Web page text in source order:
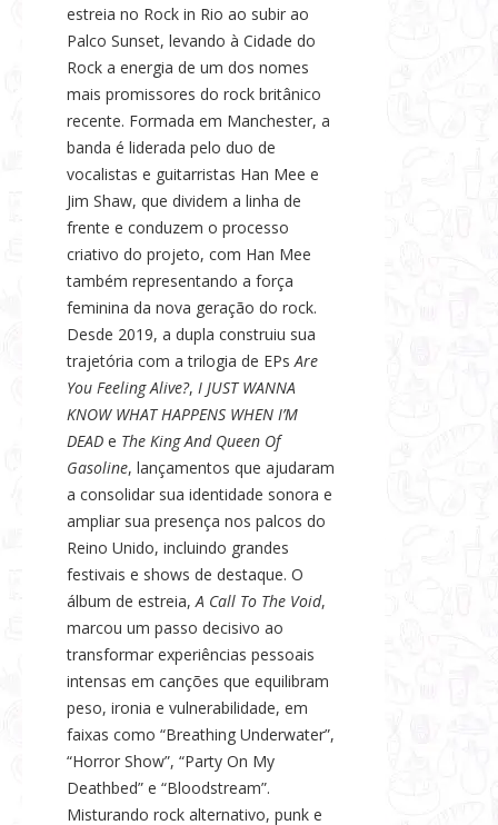
estreia no Rock in Rio ao subir ao
Palco Sunset, levando à Cidade do
Rock a energia de um dos nomes
mais promissores do rock britânico
recente. Formada em Manchester, a
banda é liderada pelo duo de
vocalistas e guitarristas Han Mee e
Jim Shaw, que dividem a linha de
frente e conduzem o processo
criativo do projeto, com Han Mee
também representando a força
feminina da nova geração do rock.
Desde 2019, a dupla construiu sua
trajetória com a trilogia de EPsAre
You Feeling Alive?, I JUST WANNA
KNOW WHAT HAPPENS WHEN I’M
DEAD e The King And Queen Of
Gasoline, lançamentos que ajudaram
a consolidar sua identidade sonora e
ampliar sua presença nos palcos do
Reino Unido, incluindo grandes
festivais e shows de destaque. O
álbum de estreia,A Call To The Void,
marcou um passo decisivo ao
transformar experiências pessoais
intensas em canções que equilibram
peso, ironia e vulnerabilidade, em
faixas como “Breathing Underwater”,
“Horror Show”, “Party On My
Deathbed” e “Bloodstream”.
Misturando rock alternativo, punk e